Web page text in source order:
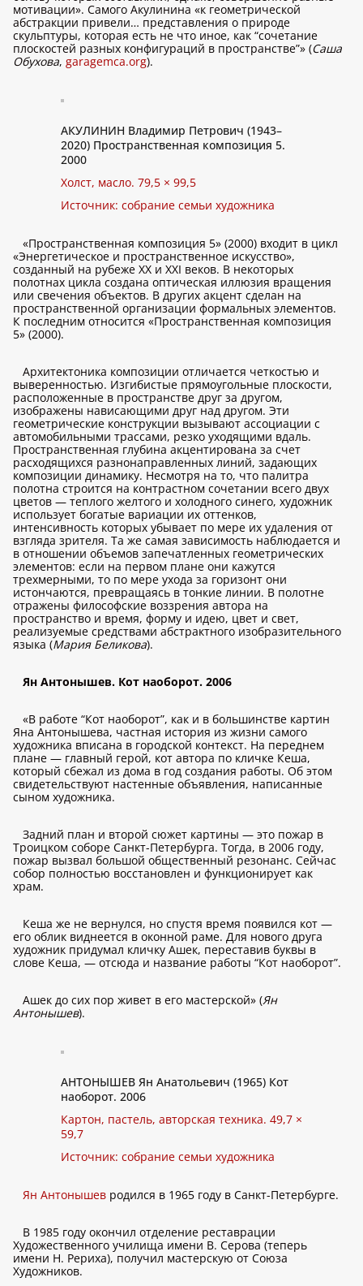
мотивации». Самого Акулинина «к геометрической
абстракции привели… представления о природе
скульптуры, которая есть не что иное, как “сочетание
плоскостей разных конфигураций в пространстве”» (Саша
Обухова, garagemca.org).
АКУЛИНИН Владимир Петрович (1943–
2020) Пространственная композиция 5.
2000
Холст, масло. 79,5 × 99,5
Источник: собрание семьи художника
«Пространственная композиция 5» (2000) входит в цикл
«Энергетическое и пространственное искусство»,
созданный на рубеже ХХ и ХХI веков. В некоторых
полотнах цикла создана оптическая иллюзия вращения
или свечения объектов. В других акцент сделан на
пространственной организации формальных элементов.
К последним относится «Пространственная композиция
5» (2000).
Архитектоника композиции отличается четкостью и
выверенностью. Изгибистые прямоугольные плоскости,
расположенные в пространстве друг за другом,
изображены нависающими друг над другом. Эти
геометрические конструкции вызывают ассоциации с
автомобильными трассами, резко уходящими вдаль.
Пространственная глубина акцентирована за счет
расходящихся разнонаправленных линий, задающих
композиции динамику. Несмотря на то, что палитра
полотна строится на контрастном сочетании всего двух
цветов — теплого желтого и холодного синего, художник
использует богатые вариации их оттенков,
интенсивность которых убывает по мере их удаления от
взгляда зрителя. Та же самая зависимость наблюдается и
в отношении объемов запечатленных геометрических
элементов: если на первом плане они кажутся
трехмерными, то по мере ухода за горизонт они
истончаются, превращаясь в тонкие линии. В полотне
отражены философские воззрения автора на
пространство и время, форму и идею, цвет и свет,
реализуемые средствами абстрактного изобразительного
языка (Мария Беликова).
Ян Антонышев. Кот наоборот. 2006
«В работе “Кот наоборот”, как и в большинстве картин
Яна Антонышева, частная история из жизни самого
художника вписана в городской контекст. На переднем
плане — главный герой, кот автора по кличке Кеша,
который сбежал из дома в год создания работы. Об этом
свидетельствуют настенные объявления, написанные
сыном художника.
Задний план и второй сюжет картины — это пожар в
Троицком соборе Санкт-Петербурга. Тогда, в 2006 году,
пожар вызвал большой общественный резонанс. Сейчас
собор полностью восстановлен и функционирует как
храм.
Кеша же не вернулся, но спустя время появился кот —
его облик виднеется в оконной раме. Для нового друга
художник придумал кличку Ашек, переставив буквы в
слове Кеша, — отсюда и название работы “Кот наоборот”.
Ашек до сих пор живет в его мастерской» (Ян
Антонышев).
АНТОНЫШЕВ Ян Анатольевич (1965) Кот
наоборот. 2006
Картон, пастель, авторская техника. 49,7 ×
59,7
Источник: собрание семьи художника
Ян Антонышев родился в 1965 году в Санкт-Петербурге.
В 1985 году окончил отделение реставрации
Художественного училища имени В. Серова (теперь
имени Н. Рериха), получил мастерскую от Союза
Художников.